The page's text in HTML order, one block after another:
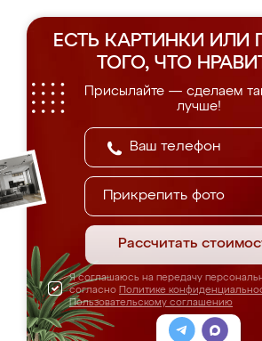
ЕСТЬ КАРТИНКИ ИЛИ
ТОГО, ЧТО
Присылайте — сделаем
лучше!
Прикрепить фото
Рассчитать
Я соглашаюсь на передачу
согласно Политике
Пользовательскому соглашению